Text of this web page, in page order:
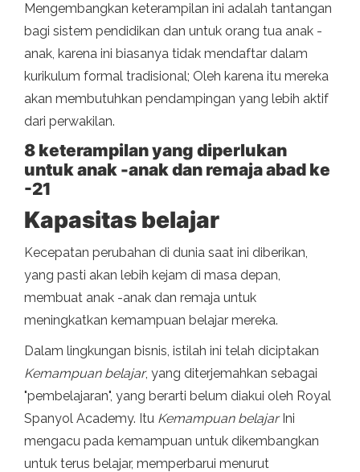
Mengembangkan keterampilan ini adalah tantangan
bagi sistem pendidikan dan untuk orang tua anak -
anak, karena ini biasanya tidak mendaftar dalam
kurikulum formal tradisional; Oleh karena itu mereka
akan membutuhkan pendampingan yang lebih aktif
dari perwakilan.
8 keterampilan yang diperlukan
untuk anak -anak dan remaja abad ke
-21
Kapasitas belajar
Kecepatan perubahan di dunia saat ini diberikan,
yang pasti akan lebih kejam di masa depan,
membuat anak -anak dan remaja untuk
meningkatkan kemampuan belajar mereka.
Dalam lingkungan bisnis, istilah ini telah diciptakan
Kemampuan belajar, yang diterjemahkan sebagai
"pembelajaran", yang berarti belum diakui oleh Royal
Spanyol Academy. Itu Kemampuan belajarIni
mengacu pada kemampuan untuk dikembangkan
untuk terus belajar, memperbarui menurut